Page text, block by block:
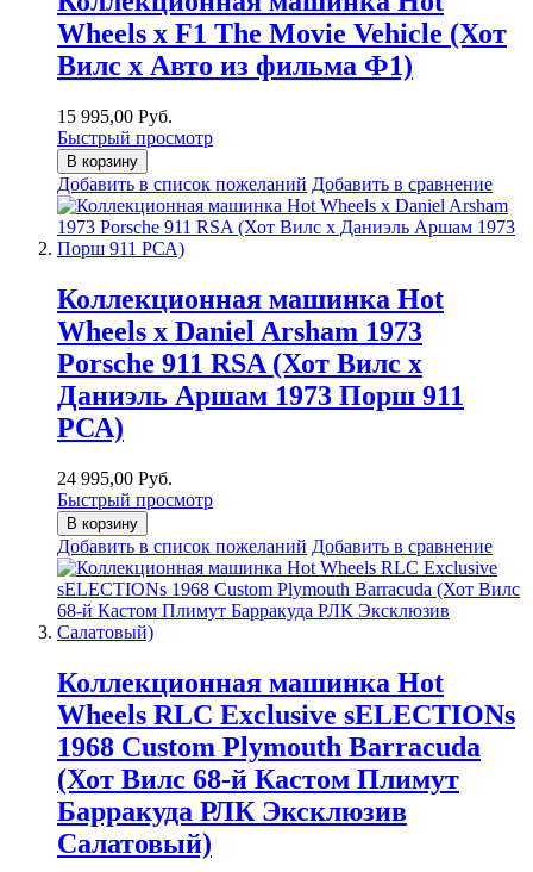
Wheels х F1 The Movie Vehicle (Хот
Вилс х Авто из фильма Ф1)
15 995,00 Руб.
Быстрый просмотр
В корзину
Добавить в список пожеланий Добавить в сравнение
Коллекционная машинка Hot
Wheels х Daniel Arsham 1973
Porsche 911 RSA (Хот Вилс х
Даниэль Аршам 1973 Порш 911
РСА)
24 995,00 Руб.
Быстрый просмотр
В корзину
Добавить в список пожеланий Добавить в сравнение
Коллекционная машинка Hot
Wheels RLC Exclusive sELECTIONs
1968 Custom Plymouth Barracuda
(Хот Вилс 68-й Кастом Плимут
Барракуда РЛК Эксклюзив
Салатовый)